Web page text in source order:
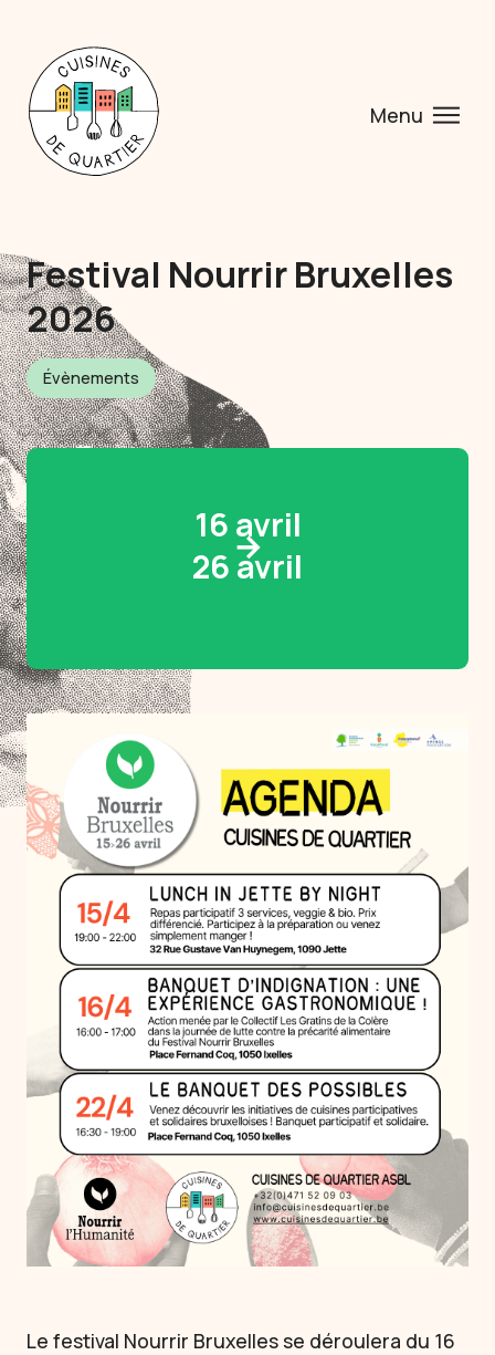
Menu
Festival Nourrir Bruxelles
2026
Évènements
16 avril
→
26 avril
Le festival Nourrir Bruxelles se déroulera du 16